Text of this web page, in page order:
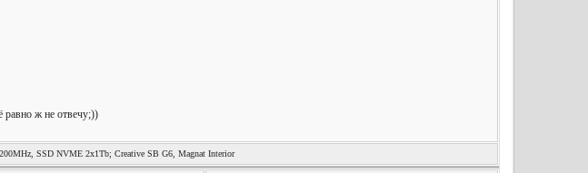
равно ж не отвечу;))
SSD NVME 2x1Tb; Creative SB G6, Magnat Interior